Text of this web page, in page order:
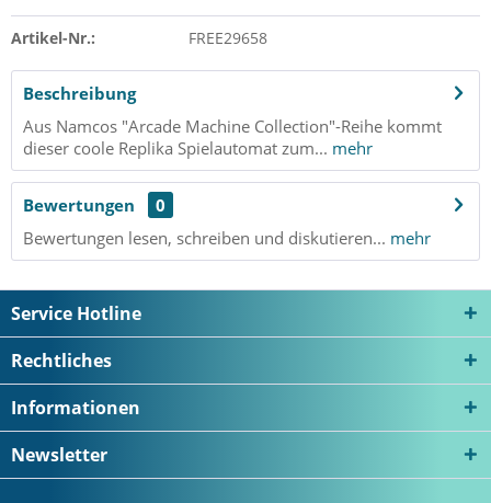
Artikel-Nr.: FREE29658
Beschreibung
Aus Namcos "Arcade Machine Collection"-Reihe kommt
dieser coole Replika Spielautomat zum... mehr
Bewertungen
0
Bewertungen lesen, schreiben und diskutieren... mehr
Service Hotline
Rechtliches
Informationen
Newsletter